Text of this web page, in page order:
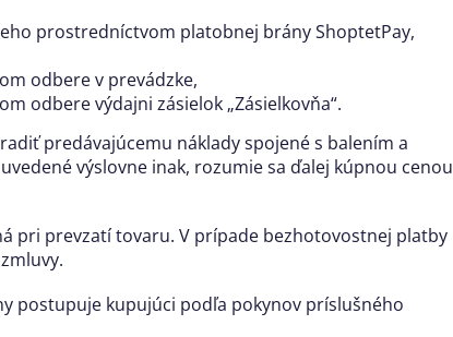
prostredníctvom platobnej brány ShoptetPay,
odbere v prevádzke,
odbere výdajni zásielok „Zásielkovňa“.
predávajúcemu náklady spojené s balením a
výslovne inak, rozumie sa ďalej kúpnou cenou
pri prevzatí tovaru. V prípade bezhotovostnej platby
postupuje kupujúci podľa pokynov príslušného